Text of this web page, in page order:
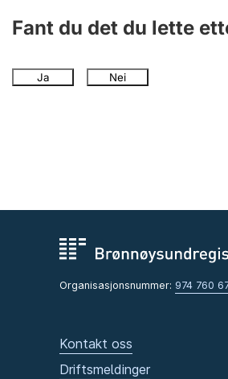
Fant du det du lette
Ja Nei
Organisasjonsnummer: 974 760
Kontakt oss
Driftsmeldinger